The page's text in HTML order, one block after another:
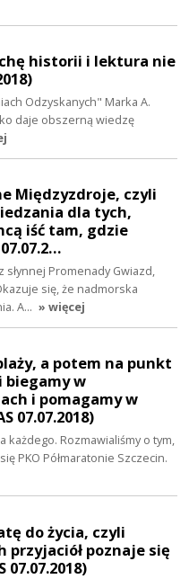
historii i lektura nie
Odzyskanych" Marka A.
daje obszerną wiedzę
Międzyzdroje, czyli
dla tych,
iść tam, gdzie
Promenady Gwiazd,
się, że nadmorska
A… » więcej
a potem na punkt
biegamy w
i pomagamy w
07.07.2018)
każdego. Rozmawialiśmy o tym,
PKO Półmaratonie Szczecin.
do życia, czyli
przyjaciół poznaje się
07.07.2018)